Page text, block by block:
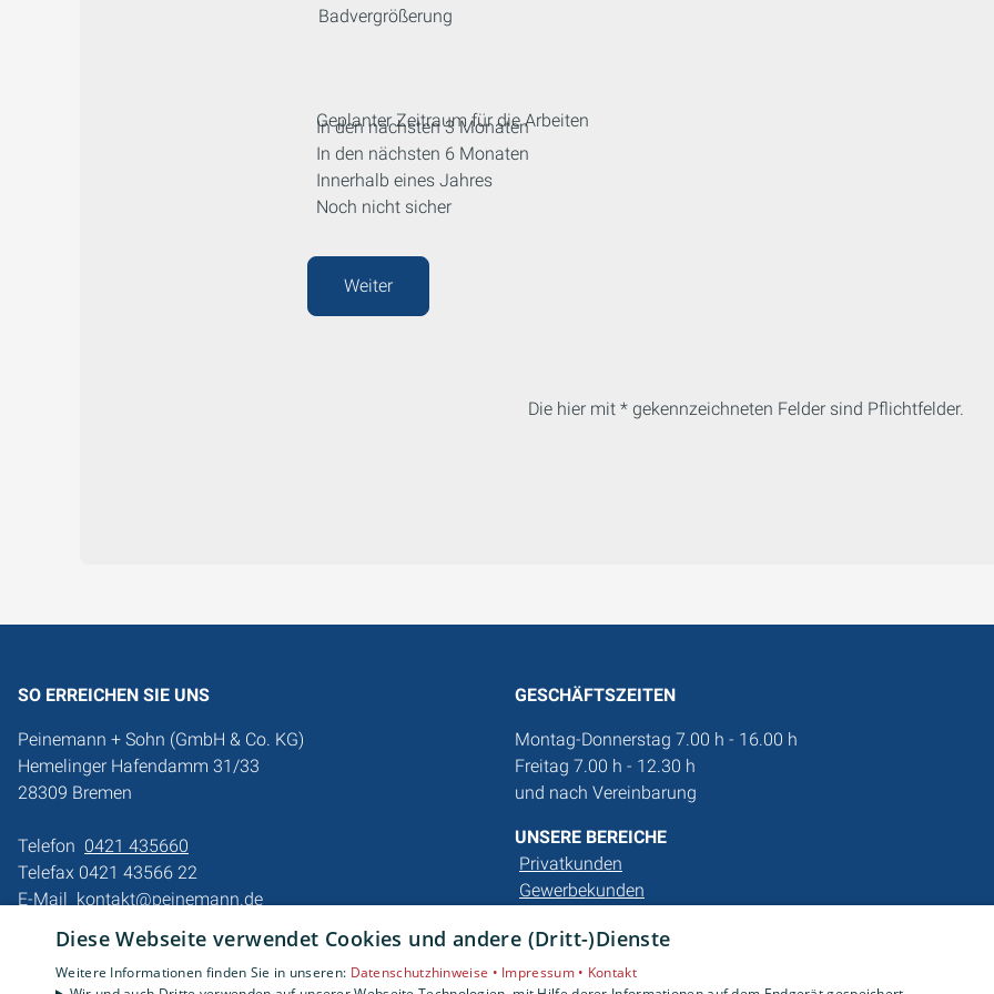
Badvergrößerung
Geplanter Zeitraum für die Arbeiten
In den nächsten 3 Monaten
In den nächsten 6 Monaten
Innerhalb eines Jahres
Noch nicht sicher
Weiter
Die hier mit * gekennzeichneten Felder sind Pflichtfelder.
SO ERREICHEN SIE UNS
Peinemann + Sohn (GmbH & Co. KG)
Hemelinger Hafendamm 31/33
28309 Bremen
Telefon 0421 435660
Telefax 0421 43566 22
E-Mail kontakt@peinemann.de
Impressum
Barrierefreiheitserklärung
GESCHÄFTSZEITEN
Montag-Donnerstag 7.00 h - 16.00 h
Freitag 7.00 h - 12.30 h
und nach Vereinbarung
UNSERE BEREICHE
Privatkunden
Gewerbekunden
Unternehmen
Kontakt
Diese Webseite verwendet Cookies und andere (Dritt-)Dienste
Weitere Informationen finden Sie in unseren: Datenschutzhinweise • Impressum • Kontakt